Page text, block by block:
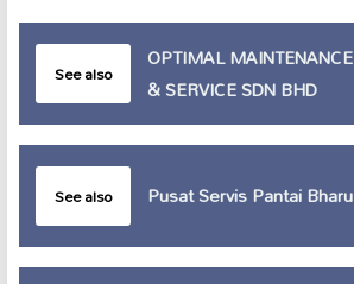
See also
OPTIMAL MAINTENANCE
& SERVICE SDN BHD
See also Pusat Servis Pantai Bharu